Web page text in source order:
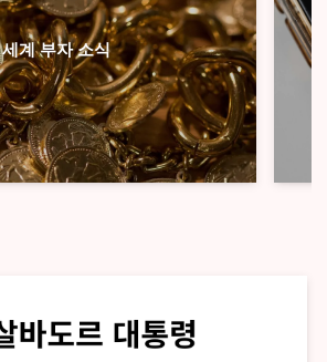
세계 부자 소식